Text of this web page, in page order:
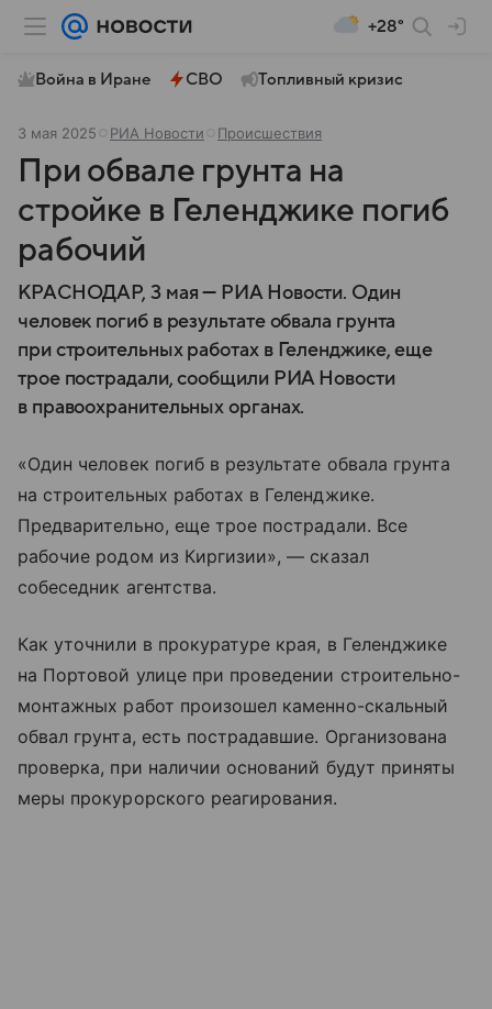
+28°
Война в Иране СВО Топливный кризис
3 мая 2025 РИА Новости Происшествия
При обвале грунта на
стройке в Геленджике погиб
рабочий
КРАСНОДАР, 3 мая — РИА Новости. Один
человек погиб в результате обвала грунта
при строительных работах в Геленджике, еще
трое пострадали, сообщили РИА Новости
в правоохранительных органах.
«Один человек погиб в результате обвала грунта
на строительных работах в Геленджике.
Предварительно, еще трое пострадали. Все
рабочие родом из Киргизии», — сказал
собеседник агентства.
Как уточнили в прокуратуре края, в Геленджике
на Портовой улице при проведении строительно-
монтажных работ произошел каменно-скальный
обвал грунта, есть пострадавшие. Организована
проверка, при наличии оснований будут приняты
меры прокурорского реагирования.